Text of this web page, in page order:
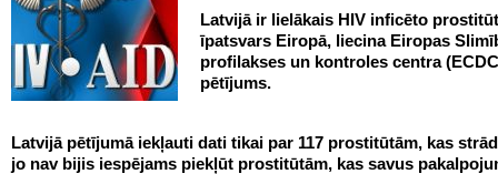
Latvijā ir lielākais HIV inficēto
īpatsvars Eiropā, liecina Eiropas
profilakses un kontroles centra
pētījums.
Latvijā pētījumā iekļauti dati tikai par 117 prostitūtām, kas
jo nav bijis iespējams piekļūt prostitūtām, kas savus